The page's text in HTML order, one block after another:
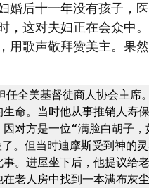
婚后十一年没有孩子，
，这对夫妇正在会众中
用歌声敬拜赞美主。果
全美基督徒商人协会主席
命。当时他从事推销人寿
对方是一位“满脸白胡子，
。但当时迪摩斯受到神的
。进屋坐下后，他提议给
老人房中找到一本满布灰